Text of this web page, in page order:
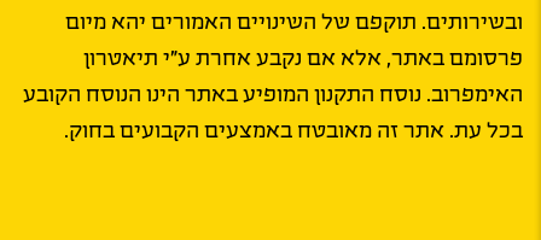
ובשירותים. תוקפם של השינויים האמורים יהא מיום
פרסומם באתר, אלא אם נקבע אחרת ע”י תיאטרון
האימפרוב. נוסח התקנון המופיע באתר הינו הנוסח הקובע
בכל עת. אתר זה מאובטח באמצעים הקבועים בחוק.